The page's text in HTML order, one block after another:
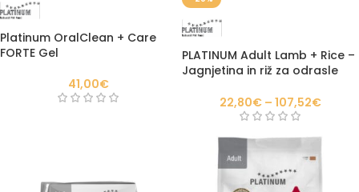
Platinum OralClean + Care
FORTE Gel
41,00€
PLATINUM Adult Lamb + Rice –
Jagnjetina in riž za odrasle
22,80€ – 107,52€